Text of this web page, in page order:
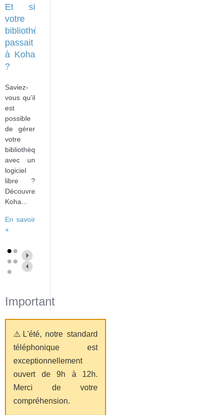
Et si
votre
bibliothèque
passait
à Koha
?
Saviez-
vous qu’il
est
possible
de gérer
votre
bibliothèque
avec un
logiciel
libre ?
Découvrez
Koha...
En savoir
+
Important
⚠️L'été, notre standard
téléphonique est
exceptionnellement
ouvert de 9h à 12h.
Merci de votre
compréhension.